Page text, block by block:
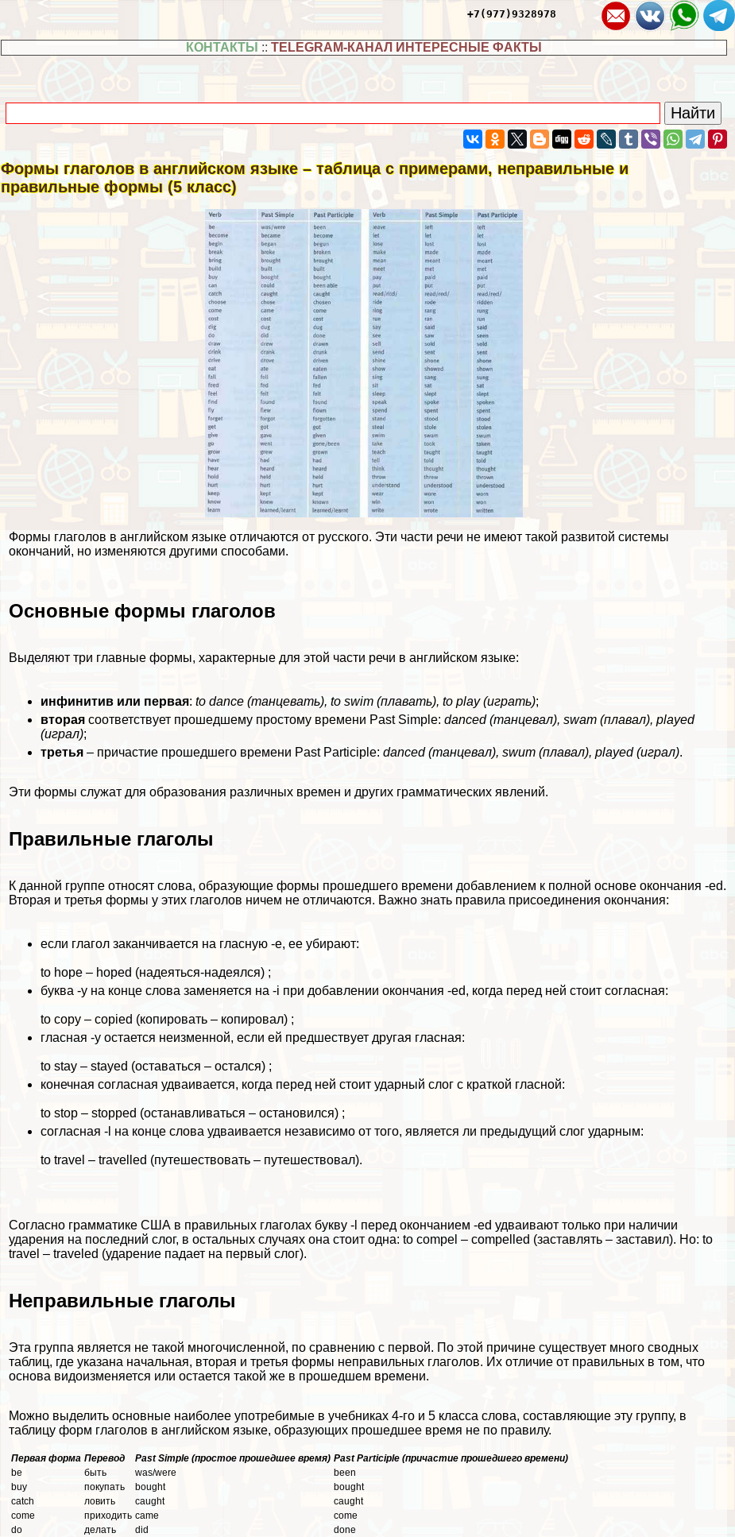
+7(977)9328978
КОНТАКТЫ ::TELEGRAM-КАНАЛ ИНТЕРЕСНЫЕ ФАКТЫ
Формы глаголов в английском языке – таблица с примерами, неправильные и
правильные формы (5 класс)
Формы глаголов в английском языке отличаются от русского. Эти части речи не имеют такой развитой системы
окончаний, но изменяются другими способами.
Основные формы глаголов
Выделяют три главные формы, хаpaктерные для этой части речи в английском языке:
инфинитив или первая:to dance (танцевать), to swim (плавать), to play (играть);
вторая соответствует прошедшему простому времени Past Simple:danced (танцевал), swam (плавал), played
(играл);
третья– причастие прошедшего времени Past Participle:danced (танцевал), swum (плавал), played (играл).
Эти формы служат для образования различных времен и других грамматических явлений.
Правильные глаголы
К данной группе относят слова, образующие формы прошедшего времени добавлением к полной основе окончания -ed.
Вторая и третья формы у этих глаголов ничем не отличаются. Важно знать правила присоединения окончания:
если глагол заканчивается на гласную -e, ее убирают:
to hope – hoped (надеяться-надеялся) ;
буква -у на конце слова заменяется на -i при добавлении окончания -ed, когда перед ней стоит согласная:
to copy – copied (копировать – копировал) ;
гласная -у остается неизменной, если ей предшествует другая гласная:
to stay – stayed (оставаться – остался) ;
конечная согласная удваивается, когда перед ней стоит ударный слог с краткой гласной:
to stop – stopped (останавливаться – остановился) ;
согласная -l на конце слова удваивается независимо от того, является ли предыдущий слог ударным:
to travel – travelled (путешествовать – путешествовал).
Согласно грамматике США в правильных глаголах букву -l перед окончанием -ed удваивают только при наличии
ударения на последний слог, в остальных случаях она стоит одна: to compel – compelled (заставлять – заставил). Но: to
travel – traveled (ударение падает на первый слог).
Неправильные глаголы
Эта группа является не такой многочисленной, по сравнению с первой. По этой причине существует много сводных
таблиц, где указана начальная, вторая и третья формы неправильных глаголов. Их отличие от правильных в том, что
основа видоизменяется или остается такой же в прошедшем времени.
Можно выделить основные наиболее употребимые в учебниках 4-го и 5 класса слова, составляющие эту группу, в
таблицу форм глаголов в английском языке, образующих прошедшее время не по правилу.
Первая форма Перевод Past Simple (простое прошедшее время) Past Participle (причастие прошедшего времени)
be
быть was/were
been
buy
покупать bought
bought
catch
ловить caught
caught
come
приходить came
come
do
делать did
done